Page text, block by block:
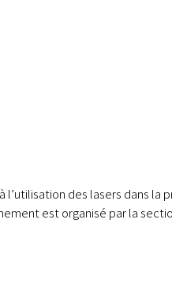
l’utilisation des lasers dans la
est organisé par la